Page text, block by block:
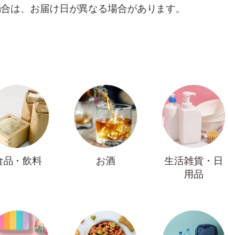
は、お届け日が異なる場合があります。
品・飲料 お酒
生活雑貨・日
用品